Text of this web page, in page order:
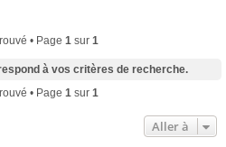
• Page 1 sur 1
à vos critères de recherche.
• Page 1 sur 1
Aller à